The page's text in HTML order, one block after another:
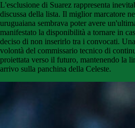
L'esclusione di Suarez rappresenta
discussa della lista. Il miglior marcatore
uruguaiana sembrava poter avere
manifestato la disponibilità a tornare in
deciso di non inserirlo tra i convocati.
volontà del commissario tecnico di
proiettata verso il futuro, mantenendo la
arrivo sulla panchina della Celeste.